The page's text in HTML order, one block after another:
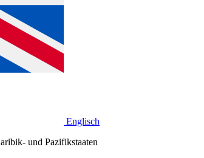
Englisch
und Pazifikstaaten